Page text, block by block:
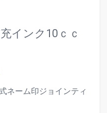
インク10ｃｃ
ネーム印ジョインティ